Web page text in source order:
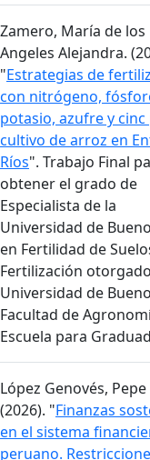
Zamero, María de los
Angeles Alejandra.
"Estrategias de
con nitrógeno,
potasio, azufre y cinc
cultivo de arroz en
Ríos". Trabajo Final
obtener el grado de
Especialista de la
Universidad de
en Fertilidad de
Fertilización
Universidad de
Facultad de
Escuela para
López Genovés,
(2026). "Finanzas
en el sistema
peruano.